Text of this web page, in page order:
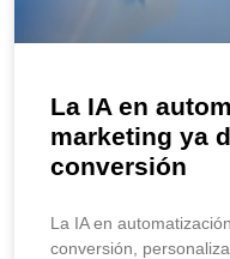
La IA en
marketing ya
conversión
La IA en
conversión,